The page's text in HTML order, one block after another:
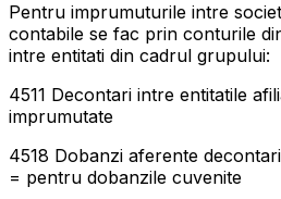
Pentru imprumuturile intre
contabile se fac prin conturile
intre entitati din cadrul grupului:
4511 Decontari intre entitatile
imprumutate
4518 Dobanzi aferente
= pentru dobanzile cuvenite